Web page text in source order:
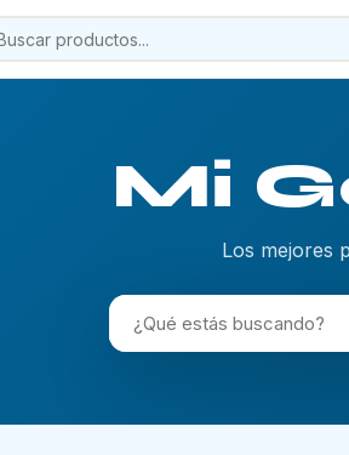
Mi
Los mejores